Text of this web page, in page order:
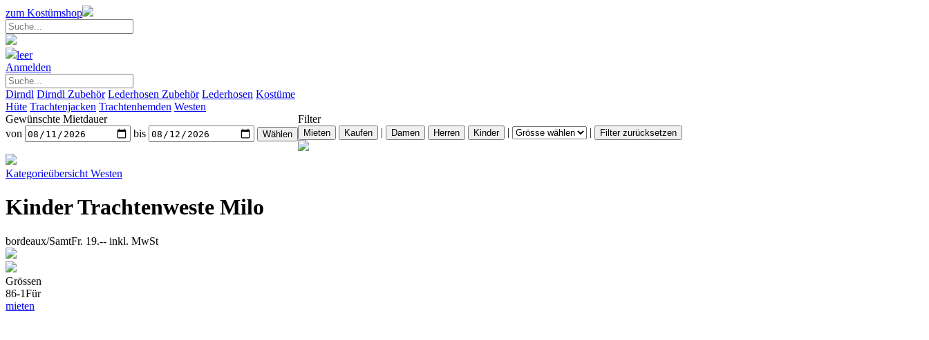
zum Kostümshop
leer
Anmelden
Dirndl Dirndl Zubehör Lederhosen Zubehör Lederhosen Kostüme
Hüte Trachtenjacken Trachtenhemden Westen
Gewünschte Mietdauer
von
bis
Filter
|
| |
Kategorieübersicht Westen
Kinder Trachtenweste Milo
bordeaux/SamtFr. 19.-- inkl. MwSt
Grössen
86-1Für
mieten